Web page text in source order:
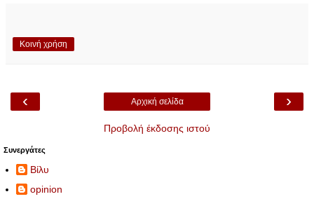
Κοινή χρήση
‹ ›
Αρχική σελίδα
Προβολή έκδοσης ιστού
Συνεργάτες
Βίλυ
opinion